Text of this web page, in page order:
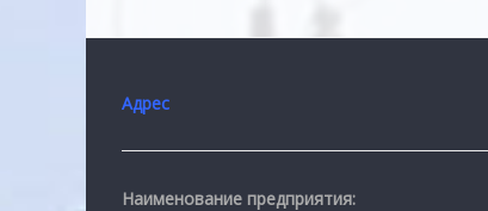
Адрес
Наименование предприятия: